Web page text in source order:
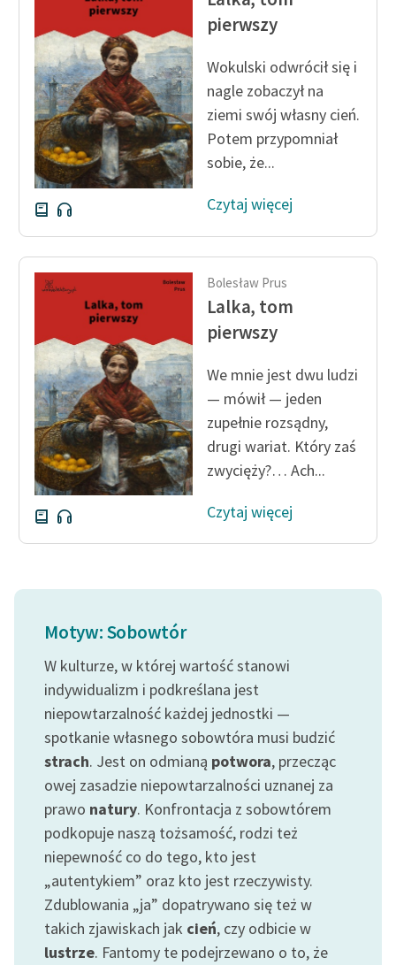
Ręce pełne poezji
Kolekcje edukacyjne
twórców przechodzących
do domeny publicznej,
lektur szkolnych oraz
Starego Testamentu
Odkurzamy bohaterów
Szkoła Poezji Wolnych
Lektur
O nas
Kontakt
Zespół
Zasady wykorzystania
Wolnych Lektur
Logotypy
Materiały promocyjne
Regulamin biblioteki
Dane fundacji i
Regulamin darowizn
Informacja o treściach
wrażliwych
Deklaracja dostępności
pierwszy
Wokulski odwrócił się i
nagle zobaczył na
ziemi swój własny cień.
Potem przypomniał
sobie, że...
Czytaj więcej
Bolesław Prus
Lalka, tom
pierwszy
We mnie jest dwu ludzi
— mówił — jeden
zupełnie rozsądny,
drugi wariat. Który zaś
zwycięży?… Ach...
Czytaj więcej
Motyw: Sobowtór
W kulturze, w której wartość stanowi
indywidualizm i podkreślana jest
niepowtarzalność każdej jednostki —
spotkanie własnego sobowtóra musi budzić
strach. Jest on odmianą potwora, przecząc
owej zasadzie niepowtarzalności uznanej za
prawo natury. Konfrontacja z sobowtórem
podkopuje naszą tożsamość, rodzi też
niepewność co do tego, kto jest
„autentykiem” oraz kto jest rzeczywisty.
Zdublowania „ja” dopatrywano się też w
takich zjawiskach jak cień, czy odbicie w
lustrze. Fantomy te podejrzewano o to, że